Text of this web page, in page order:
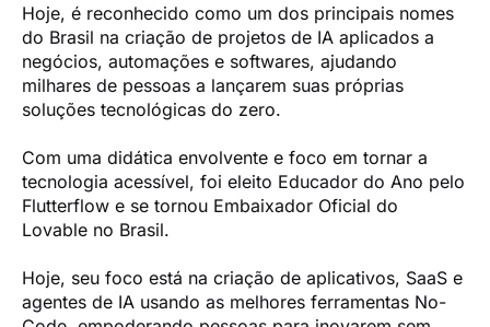
Hoje, é reconhecido como um dos principais nomes
do Brasil na criação de projetos de IA aplicados a
negócios, automações e softwares, ajudando
milhares de pessoas a lançarem suas próprias
soluções tecnológicas do zero.
Com uma didática envolvente e foco em tornar a
tecnologia acessível, foi eleito Educador do Ano pelo
Flutterflow e se tornou Embaixador Oficial do
Lovable no Brasil.
Hoje, seu foco está na criação de aplicativos, SaaS e
agentes de IA usando as melhores ferramentas No-